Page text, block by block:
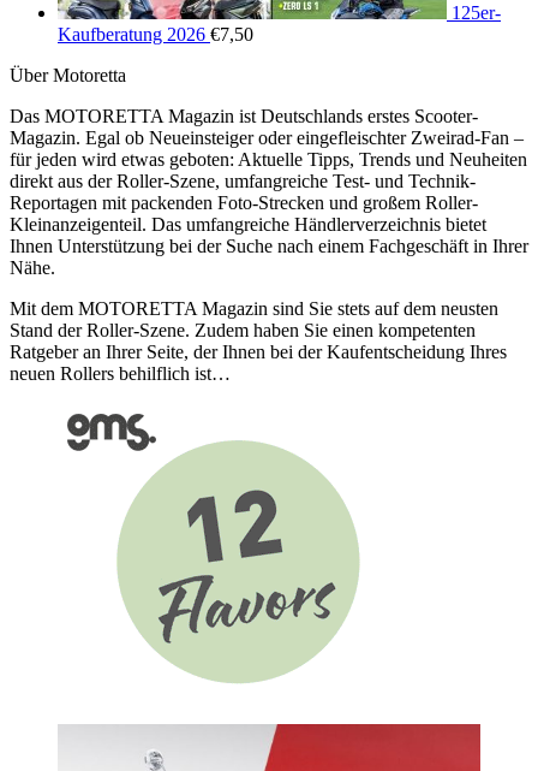
125er-
Kaufberatung 2026 €7,50
Über Motoretta
Das MOTORETTA Magazin ist Deutschlands erstes Scooter-
Magazin. Egal ob Neueinsteiger oder eingefleischter Zweirad-Fan –
für jeden wird etwas geboten: Aktuelle Tipps, Trends und Neuheiten
direkt aus der Roller-Szene, umfangreiche Test- und Technik-
Reportagen mit packenden Foto-Strecken und großem Roller-
Kleinanzeigenteil. Das umfangreiche Händlerverzeichnis bietet
Ihnen Unterstützung bei der Suche nach einem Fachgeschäft in Ihrer
Nähe.
Mit dem MOTORETTA Magazin sind Sie stets auf dem neusten
Stand der Roller-Szene. Zudem haben Sie einen kompetenten
Ratgeber an Ihrer Seite, der Ihnen bei der Kaufentscheidung Ihres
neuen Rollers behilflich ist…